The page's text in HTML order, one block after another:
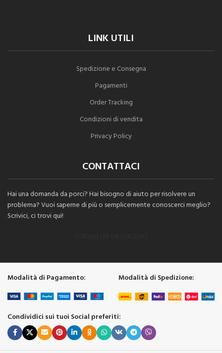
LINK UTILI
Spedizione e Consegna
Pagamenti
Order Tracking
Condizioni di vendita
Privacy Policy
CONTATTACI
Hai una domanda da porci? Hai bisogno di aiuto per risolvere un
problema? Vuoi saperne di più o semplicemente conoscerci meglio?
Scrivici, ci trovi qui!
Modalità di Pagamento: Modalità di Spedizione:
Condividici sui tuoi Social preferiti: